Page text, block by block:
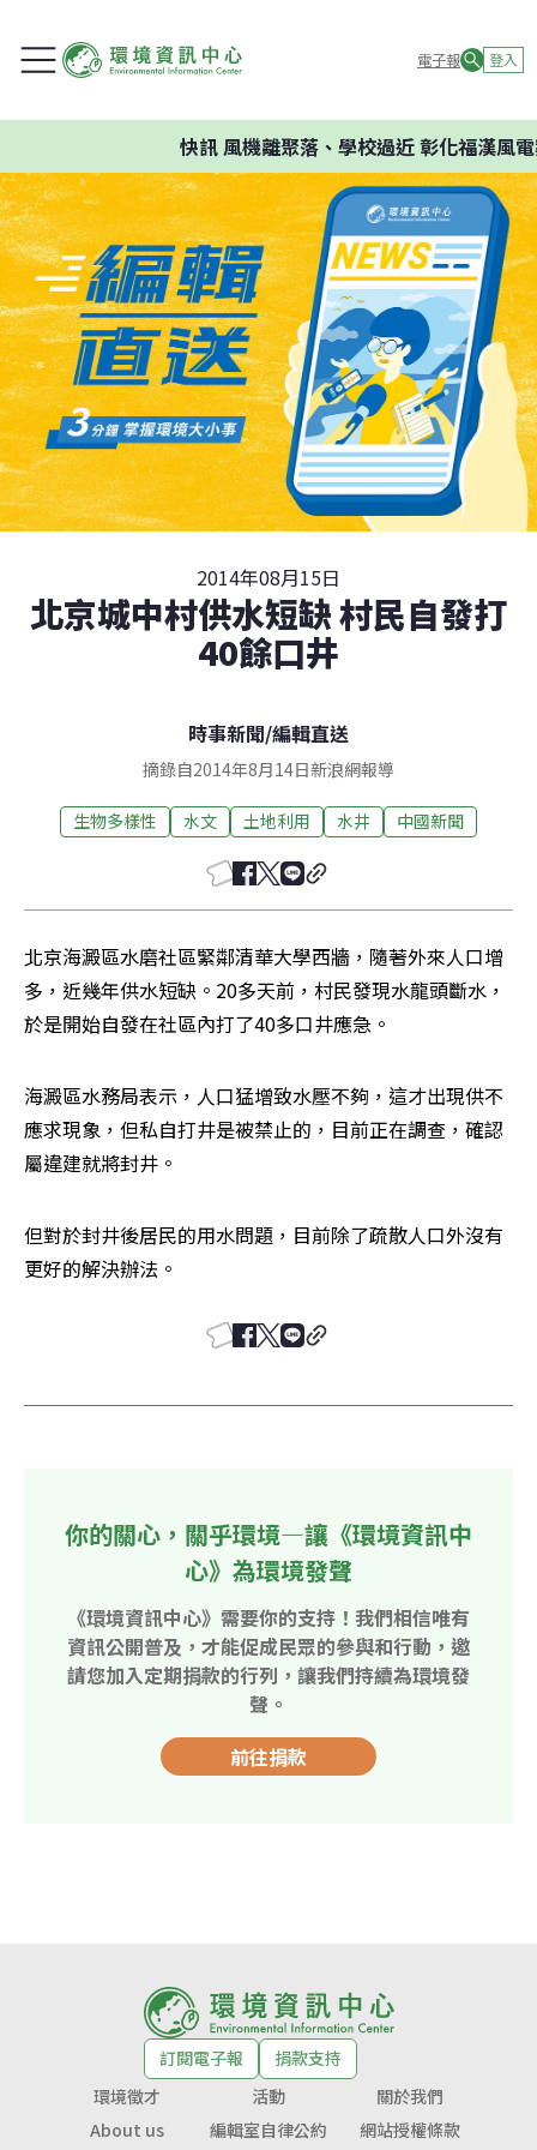
電子報 登入
快訊風機離聚落、學校過近 彰化福漢風電
2014年08月15日
北京城中村供水短缺 村民自發打
40餘口井
時事新聞/編輯直送
摘錄自2014年8月14日新浪網報導
生物多樣性 水文 土地利用 水井 中國新聞
北京海澱區水磨社區緊鄰清華大學西牆，隨著外來人口增
多，近幾年供水短缺。20多天前，村民發現水龍頭斷水，
於是開始自發在社區內打了40多口井應急。
海澱區水務局表示，人口猛增致水壓不夠，這才出現供不
應求現象，但私自打井是被禁止的，目前正在調查，確認
屬違建就將封井。
但對於封井後居民的用水問題，目前除了疏散人口外沒有
更好的解決辦法。
你的關心，關乎環境—讓《環境資訊中
心》為環境發聲
《環境資訊中心》需要你的支持！我們相信唯有
資訊公開普及，才能促成民眾的參與和行動，邀
請您加入定期捐款的行列，讓我們持續為環境發
聲。
前往捐款
訂閱電子報
捐款支持
環境徵才
活動
關於我們
About us
編輯室自律公約 網站授權條款